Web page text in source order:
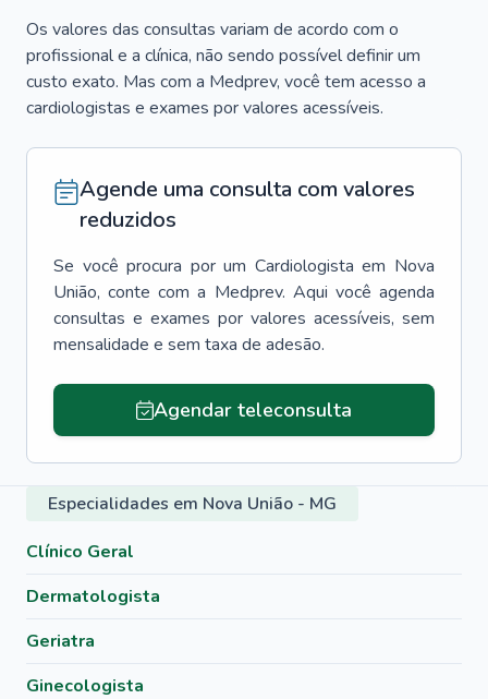
Os valores das consultas variam de acordo com o
profissional e a clínica, não sendo possível definir um
custo exato. Mas com a Medprev, você tem acesso a
cardiologistas e exames por valores acessíveis.
Agende uma consulta com valores
reduzidos
Se você procura por um Cardiologista em Nova
União, conte com a Medprev. Aqui você agenda
consultas e exames por valores acessíveis, sem
mensalidade e sem taxa de adesão.
Agendar teleconsulta
Especialidades em Nova União - MG
Clínico Geral
Dermatologista
Geriatra
Ginecologista